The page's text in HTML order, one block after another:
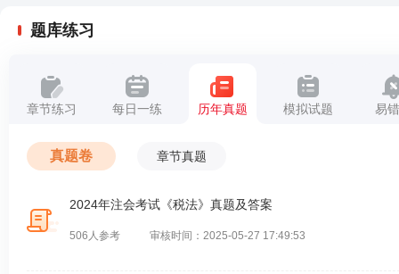
题库练习
章节练习 每日一练 历年真题 模拟试题 易
真题卷 章节真题
2024年注会考试《税法》真题及答案
506人参考 审核时间：2025-05-27 17:49:53